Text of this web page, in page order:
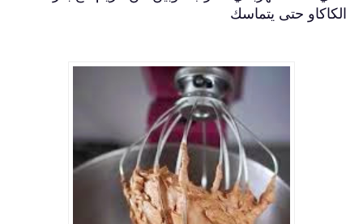
الكاكاو حتى يتماسك